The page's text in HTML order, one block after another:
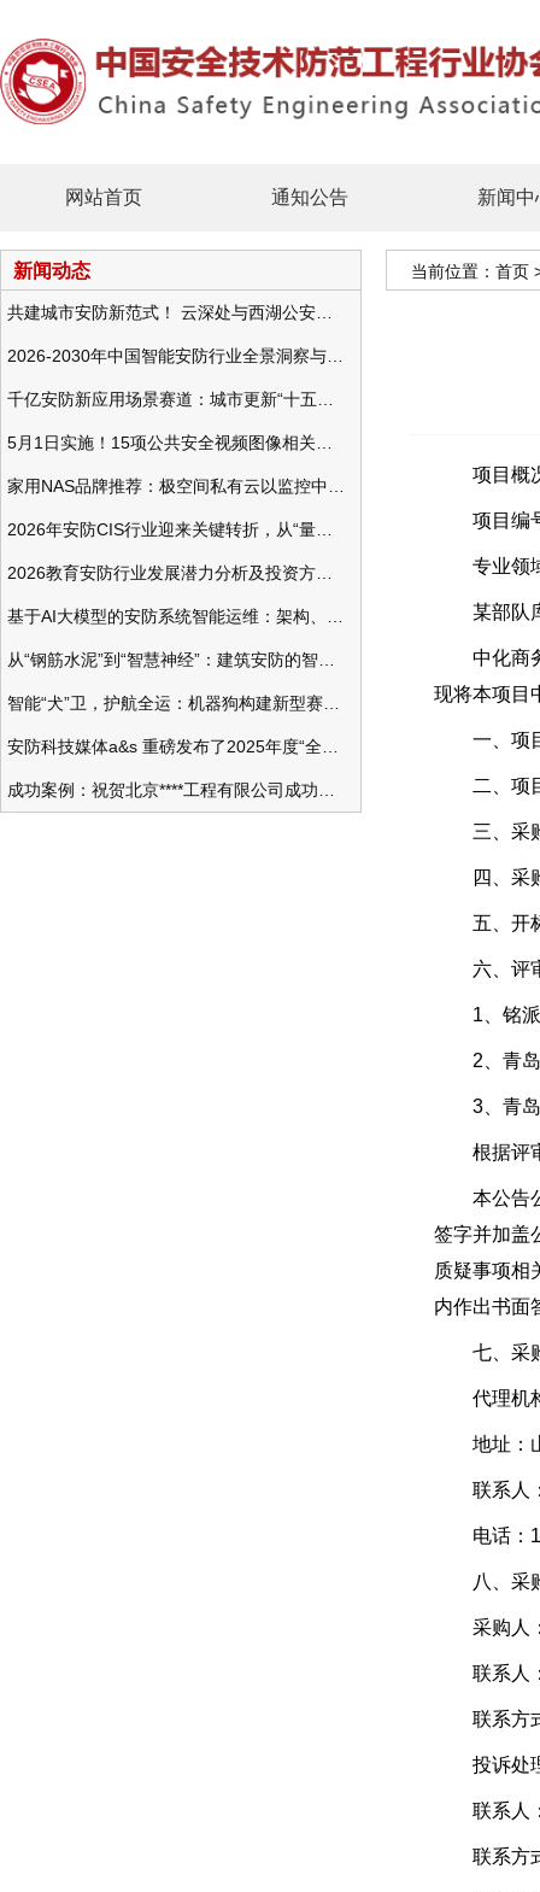
网站首页 通知公告 新闻中
新闻动态 当前位置： 首页
项目概况
项目编号
专业领域
某部队库
中化商务
现将本项目
一、项目
二、项目
三、采购
四、采购
五、开标
六、评审
1、铭派
2、青岛
3、青岛
根据评审
本公告公
签字并加盖
质疑事项相
内作出书面
七、采购
代理机构
地址：山
联系人：
电话：
八、采购
采购人：
联系人
联系方式
投诉处理
联系人
联系方式